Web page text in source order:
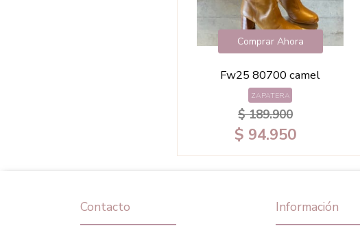
Comprar Ahora
Fw25 80700 camel
ZAPATERA
$ 189.900
$ 94.950
Contacto Información